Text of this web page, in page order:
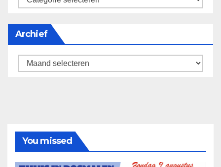
Archief
Archief
You missed